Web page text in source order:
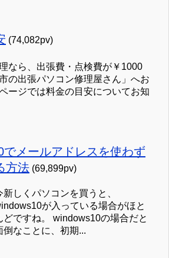
(74,082pv)
なら、出張費・点検費が￥1000
の出張パソコン修理屋さん」へお
ージでは料金の目安についてお知
でメールアドレスを使わず
方法 (69,899pv)
新しくパソコンを買うと、
が入っている場合がほと
どですね。 windows10の場合だと
倒なことに、初期...